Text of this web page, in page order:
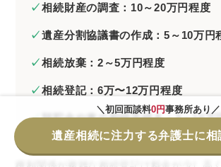
相続財産の調査：10～20万円程度
遺産分割協議書の作成：5～10万円
相続放棄：2～5万円程度
相続登記：6万〜12万円程度
預貯金や車の相続手続き：3～10万
＼初回面談料0円事務所あり／
遺産相続に注力する弁護士に相